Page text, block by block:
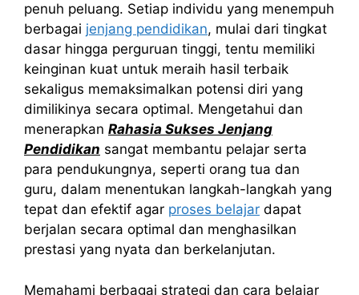
penuh peluang. Setiap individu yang menempuh
berbagai jenjang pendidikan, mulai dari tingkat
dasar hingga perguruan tinggi, tentu memiliki
keinginan kuat untuk meraih hasil terbaik
sekaligus memaksimalkan potensi diri yang
dimilikinya secara optimal. Mengetahui dan
menerapkan Rahasia Sukses Jenjang
Pendidikan sangat membantu pelajar serta
para pendukungnya, seperti orang tua dan
guru, dalam menentukan langkah-langkah yang
tepat dan efektif agar proses belajar dapat
berjalan secara optimal dan menghasilkan
prestasi yang nyata dan berkelanjutan.
Memahami berbagai strategi dan cara belajar